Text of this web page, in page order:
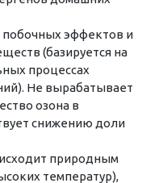
побочных эффектов и
(базируется на
процессах
Не вырабатывает
озона в
снижению доли
природным
температур),